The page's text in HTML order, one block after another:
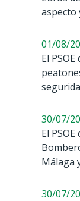
aspecto
01/08/
El
30/07/
El
Málaga
30/07/